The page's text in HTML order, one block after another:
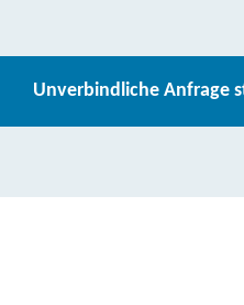
Unverbindliche Anfrage